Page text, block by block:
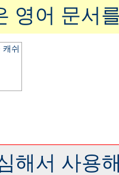
영어 문서
캐쉬
해서 사용